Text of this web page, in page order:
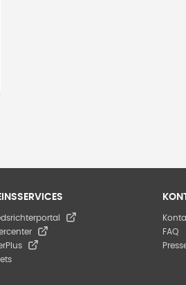
FAQ